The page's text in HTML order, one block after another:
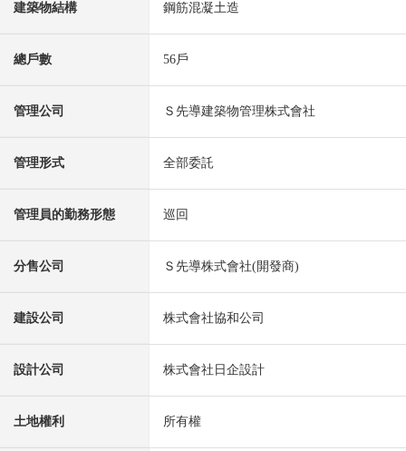
建築物結構 鋼筋混凝土造
總戶數 56戶
管理公司 Ｓ先導建築物管理株式會社
管理形式 全部委託
管理員的勤務形態 巡回
分售公司 Ｓ先導株式會社(開發商)
建設公司 株式會社協和公司
設計公司 株式會社日企設計
土地權利 所有權